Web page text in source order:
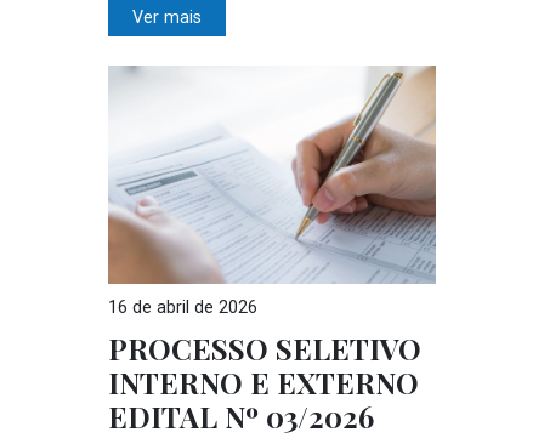
Ver mais
16 de abril de 2026
PROCESSO SELETIVO
INTERNO E EXTERNO
EDITAL Nº 03/2026